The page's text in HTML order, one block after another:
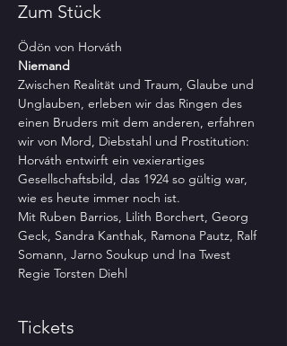
Zum Stück
Ödön von Horváth
Niemand
Zwischen Realität und Traum, Glaube und
Unglauben, erleben wir das Ringen des
einen Bruders mit dem anderen, erfahren
wir von Mord, Diebstahl und Prostitution:
Horváth entwirft ein vexierartiges
Gesellschaftsbild, das 1924 so gültig war,
wie es heute immer noch ist.
Mit Ruben Barrios, Lilith Borchert, Georg
Geck, Sandra Kanthak, Ramona Pautz, Ralf
Somann, Jarno Soukup und Ina Twest
Regie Torsten Diehl
Tickets